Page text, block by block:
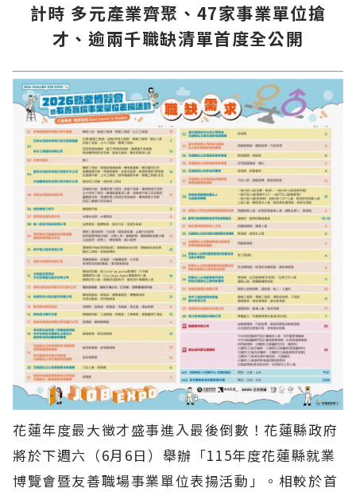
計時 多元產業齊聚、47家事業單位搶
才、逾兩千職缺清單首度全公開
花蓮年度最大徵才盛事進入最後倒數！花蓮縣政府
將於下週六（6月6日）舉辦「115年度花蓮縣就業
博覽會暨友善職場事業單位表揚活動」。相較於首